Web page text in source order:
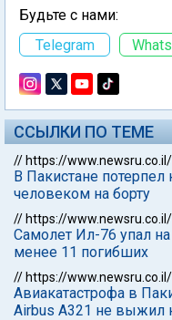
Будьте с нами:
Telegram
ССЫЛКИ ПО ТЕМЕ
// https://www.newsru.co.il/
В Пакистане
человеком на борту
// https://www.newsru.co.il/
Самолет Ил-76 упал
менее 11 погибших
// https://www.newsru.co.il/
Авиакатастрофа в
Airbus A321 не выжил